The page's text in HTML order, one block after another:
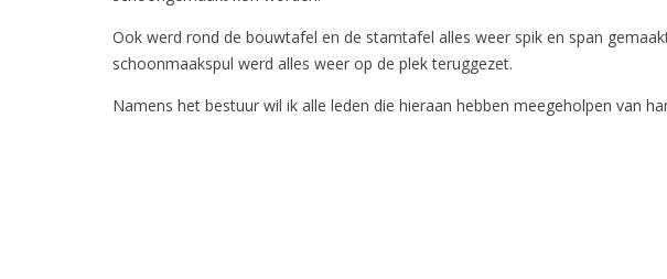
Ook werd rond de bouwtafel en de stamtafel alles weer spik en span
schoonmaakspul werd alles weer op de plek teruggezet.
Namens het bestuur wil ik alle leden die hieraan hebben meegeholpen van